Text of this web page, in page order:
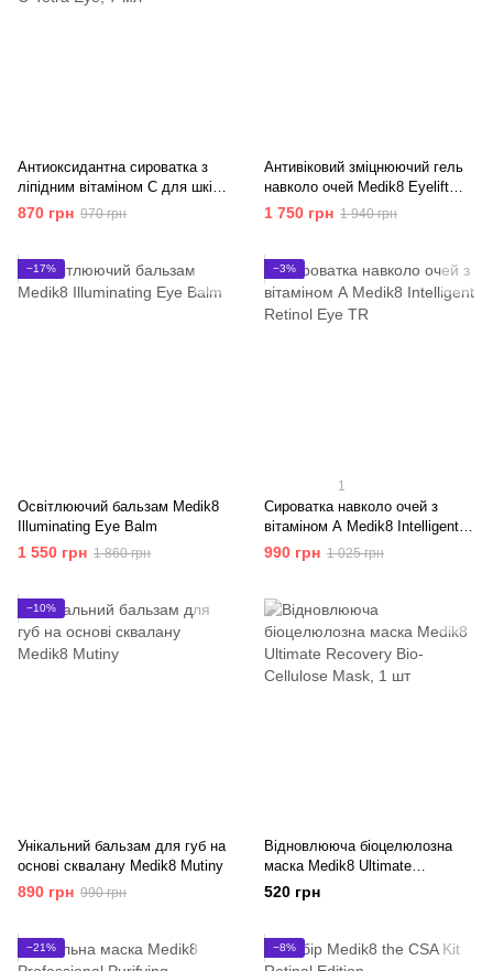
Антиоксидантна сироватка з
ліпідним вітаміном С для шкіри
навколо очей Medik8 C-Tetra
870 грн 970 грн
Антивіковий зміцнюючий гель
навколо очей Medik8 Eyelift
Peptides
1 750 грн 1 940 грн
−17%
Освітлюючий бальзам Medik8
Illuminating Eye Balm
1 550 грн 1 860 грн
−3%
1
Сироватка навколо очей з
вітаміном А Medik8 Intelligent
Retinol Eye TR
990 грн 1 025 грн
−10%
Унікальний бальзам для губ на
основі сквалану Medik8 Mutiny
890 грн 990 грн
Відновлююча біоцелюлозна
маска Medik8 Ultimate
Recovery Bio-Cellulose Mask
520 грн
−21% −8%